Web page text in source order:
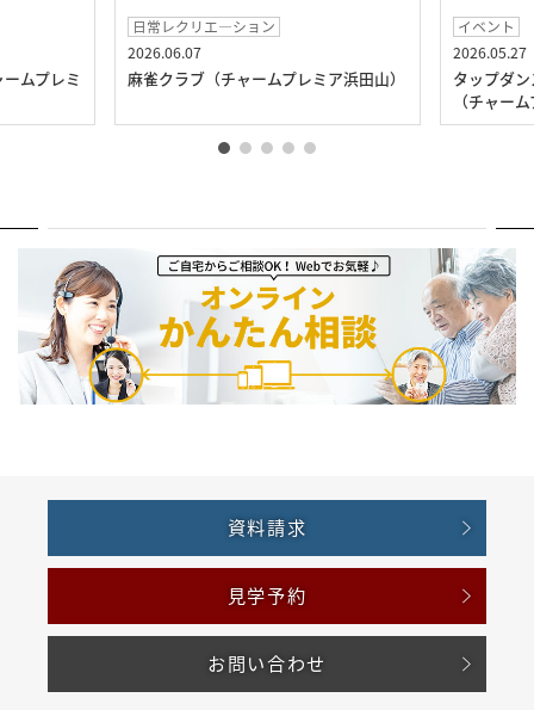
ムプレミ
日常レクリエ―ション
2026.06.07
麻雀クラブ（チャームプレミア浜田山）
イベント
2026.05.27
タップダ
（チャー
資料請求
見学予約
お問い合わせ